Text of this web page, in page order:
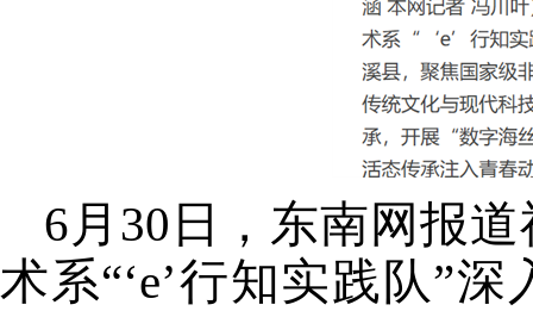
6 月 30 日，东南网报
术系“‘e’行知实践队”